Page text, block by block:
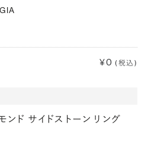
¥0 (税込)
ド サイドストーン リング